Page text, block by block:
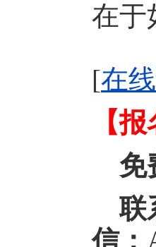
在于
[在
【
免
联
信：